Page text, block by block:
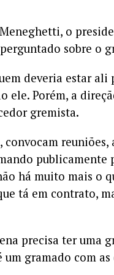
o
sobre o
deveria estar
ele. Porém, a
gremista.
publicamente
há muito mais o
tá em contrato,
precisa ter uma
gramado com